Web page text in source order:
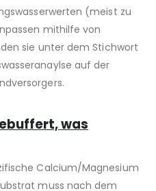
(meist zu
mithilfe von
sie unter dem Stichwort
auf der
was
Calcium/Magnesium
muss nach dem